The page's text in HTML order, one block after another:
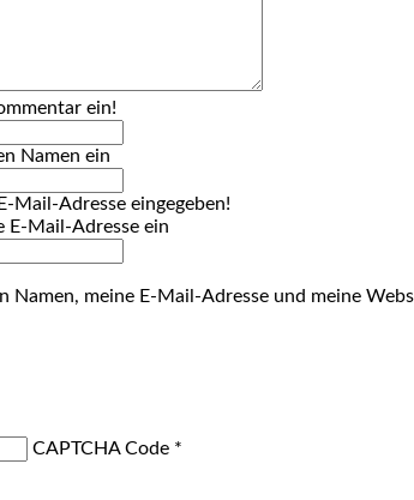
ein!
Namen ein
Mail-Adresse eingegeben!
E-Mail-Adresse ein
Namen, meine E-Mail-Adresse und meine
CAPTCHA Code *